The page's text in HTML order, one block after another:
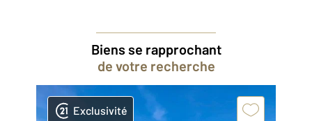
Biens se rapprochant
de votre recherche
Exclusivité